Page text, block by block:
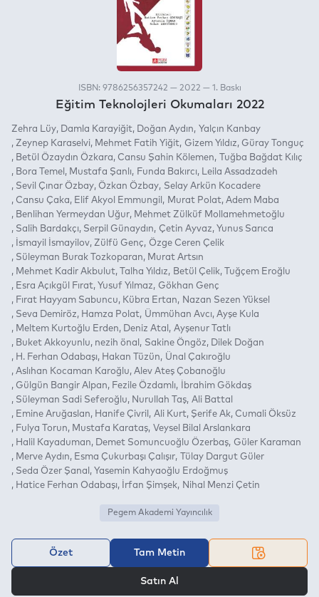
ISBN: 9786256357242 — 2022 — 1. Baskı
Eğitim Teknolojleri Okumaları 2022
Zehra Lüy Damla Karayiğit Doğan Aydın
Yalçın Kanbay
Zeynep Karaselvi
Mehmet Fatih Yiğit Gizem Yıldız
Güray Tonguç
Betül Özaydın Özkara
Cansu Şahin Kölemen
Tuğba Bağdat Kılıç
Bora Temel
Mustafa Şanlı Funda Bakırcı
Leila Assadzadeh
Sevil Çınar Özbay Özkan Özbay
Selay Arkün Kocadere
Cansu Çaka
Elif Akyol Emmungil Murat Polat Adem Maba
Benlihan Yermeydan Uğur
Mehmet Zülküf Mollamehmetoğlu
Salih Bardakçı
Serpil Günaydın Çetin Ayvaz
Yunus Sarıca
İsmayil İsmayilov Zülfü Genç
Özge Ceren Çelik
Süleyman Burak Tozkoparan
Murat Artsın
Mehmet Kadir Akbulut
Talha Yıldız Betül Çelik
Tuğçem Eroğlu
Esra Açıkgül Fırat Yusuf Yılmaz
Gökhan Genç
Fırat Hayyam Sabuncu
Kübra Ertan
Nazan Sezen Yüksel
Seva Demiröz
Hamza Polat Ümmühan Avcı Ayşe Kula
Meltem Kurtoğlu Erden
Deniz Atal
Ayşenur Tatlı
Buket Akkoyunlu
nezih önal Sakine Öngöz
Dilek Doğan
H. Ferhan Odabaşı
Hakan Tüzün
Ünal Çakıroğlu
Aslıhan Kocaman Karoğlu Alev Ateş Çobanoğlu
Gülgün Bangir Alpan
Fezile Özdamlı
İbrahim Gökdaş
Süleyman Sadi Seferoğlu
Nurullah Taş Ali Battal
Emine Aruğaslan
Hanife Çivril Ali Kurt Şerife Ak Cumali Öksüz
Fulya Torun
Mustafa Karataş Veysel Bilal Arslankara
Halil Kayaduman
Demet Somuncuoğlu Özerbaş
Güler Karaman
Merve Aydın
Esma Çukurbaşı Çalışır
Tülay Dargut Güler
Seda Özer Şanal
Yasemin Kahyaoğlu Erdoğmuş
Hatice Ferhan Odabaşı
İrfan Şimşek Nihal Menzi Çetin
Pegem Akademi Yayıncılık
Özet Tam Metin
Satın Al